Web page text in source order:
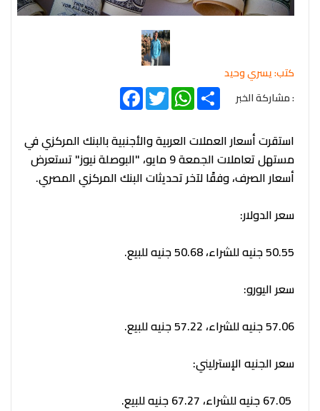
كتب: يسري وحيد
: مشاركة الخبر
FacebookTwitter
WhatsAppShare
استقرت أسعار العملات العربية والأجنبية بالبنك المركزي في
مستهل تعاملات الجمعة 9 مايو، "البوصلة نيوز" تستعرض
أسعار الصرف، وفقًا لآخر تحديثات البنك المركزي المصري.
سعر الدولار:
50.55 جنيه للشراء، 50.68 جنيه للبيع.
سعر اليورو:
57.06 جنيه للشراء، 57.22 جنيه للبيع.
سعر الجنيه الإسترليني: